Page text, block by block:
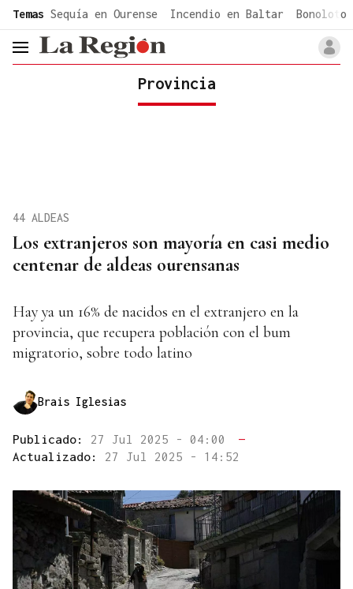
common.go-to-content
Temas Sequía en Ourense Incendio en Baltar Bonoloto
header.menu.open
Provincia
Los extranjeros son mayoría en casi medio
centenar de aldeas ourensanas
44 ALDEAS
Hay ya un 16% de nacidos en el extranjero en la
provincia, que recupera población con el bum
migratorio, sobre todo latino
Brais Iglesias
Publicado: 27 Jul 2025 - 04:00
—
Actualizado: 27 Jul 2025 - 14:52